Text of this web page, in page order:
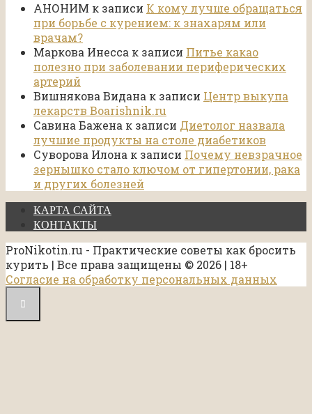
АНОНИМ к записи К кому лучше обращаться
при борьбе с курением: к знахарям или
врачам?
Маркова Инесса к записи Питье какао
полезно при заболевании периферических
артерий
Вишнякова Видана к записи Центр выкупа
лекарств Boarishnik.ru
Савина Бажена к записи Диетолог назвала
лучшие продукты на столе диабетиков
Суворова Илона к записи Почему невзрачное
зернышко стало ключом от гипертонии, рака
и других болезней
КАРТА САЙТА
КОНТАКТЫ
ProNikotin.ru - Практические советы как бросить
курить | Все права защищены © 2026 | 18+
Согласие на обработку персональных данных